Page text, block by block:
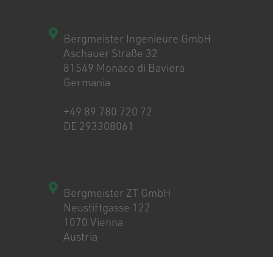
Bergmeister Ingenieure GmbH
Aschauer Straße 32
81549 Monaco di Baviera
Germania
+49 89 780 720 72
DE 293308061
Bergmeister ZT GmbH
Neustiftgasse 122
1070 Vienna
Austria